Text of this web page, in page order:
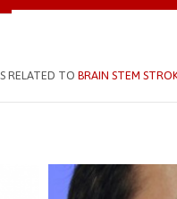
RELATED TO BRAIN STEM